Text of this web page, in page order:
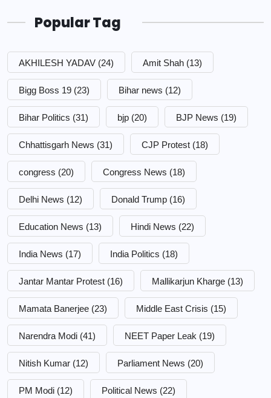
Popular Tag
AKHILESH YADAV (24) Amit Shah (13)
Bigg Boss 19 (23) Bihar news (12)
Bihar Politics (31) bjp (20) BJP News (19)
Chhattisgarh News (31) CJP Protest (18)
congress (20) Congress News (18)
Delhi News (12) Donald Trump (16)
Education News (13) Hindi News (22)
India News (17) India Politics (18)
Jantar Mantar Protest (16) Mallikarjun Kharge (13)
Mamata Banerjee (23) Middle East Crisis (15)
Narendra Modi (41) NEET Paper Leak (19)
Nitish Kumar (12) Parliament News (20)
PM Modi (12) Political News (22)